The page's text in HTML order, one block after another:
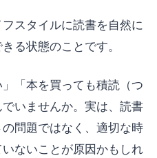
スタイルに読書を自然に
る状態のことです。
「本を買っても積読（つ
いませんか。実は、読書
問題ではなく、適切な時
ないことが原因かもしれ